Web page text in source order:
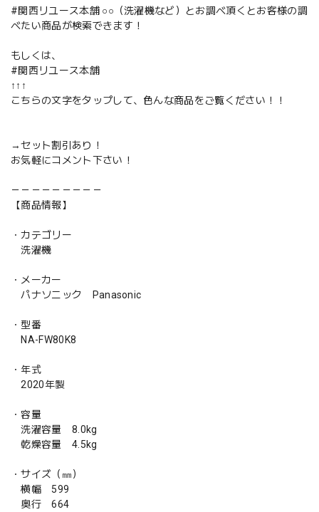
#関西リユース本舗 ○○（洗濯機など）とお調べ頂くとお客様の調
べたい商品が検索できます！
もしくは、
#関西リユース本舗
↑↑↑
こちらの文字をタップして、色んな商品をご覧ください！！
→セット割引あり！
お気軽にコメント下さい！
－－－－－－－－－
【商品情報】
・カテゴリー
洗濯機
・メーカー
パナソニック Panasonic
・型番
NA-FW80K8
・年式
2020年製
・容量
洗濯容量 8.0kg
乾燥容量 4.5kg
・サイズ（㎜）
横幅 599
奥行 664